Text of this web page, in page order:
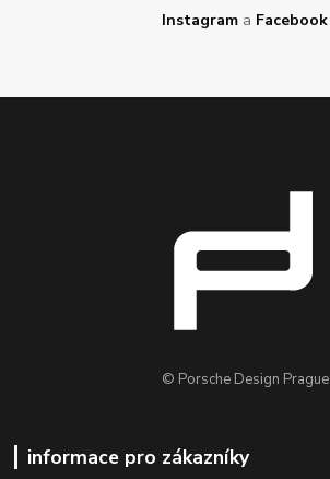
Instagram a Facebook
© Porsche Design Prague
informace pro zákazníky